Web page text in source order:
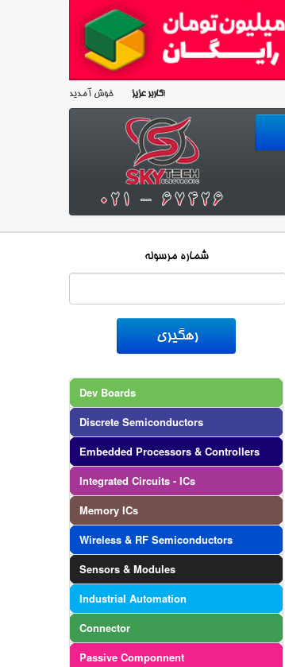
کاربر عزیزخوش آمدید!
شماره مرسوله
Dev Boards
Discrete Semiconductors
Embedded Processors & Controllers
Integrated Circuits - ICs
Memory ICs
Wireless & RF Semiconductors
Sensors & Modules
Industrial Automation
Connector
Passive Componnent